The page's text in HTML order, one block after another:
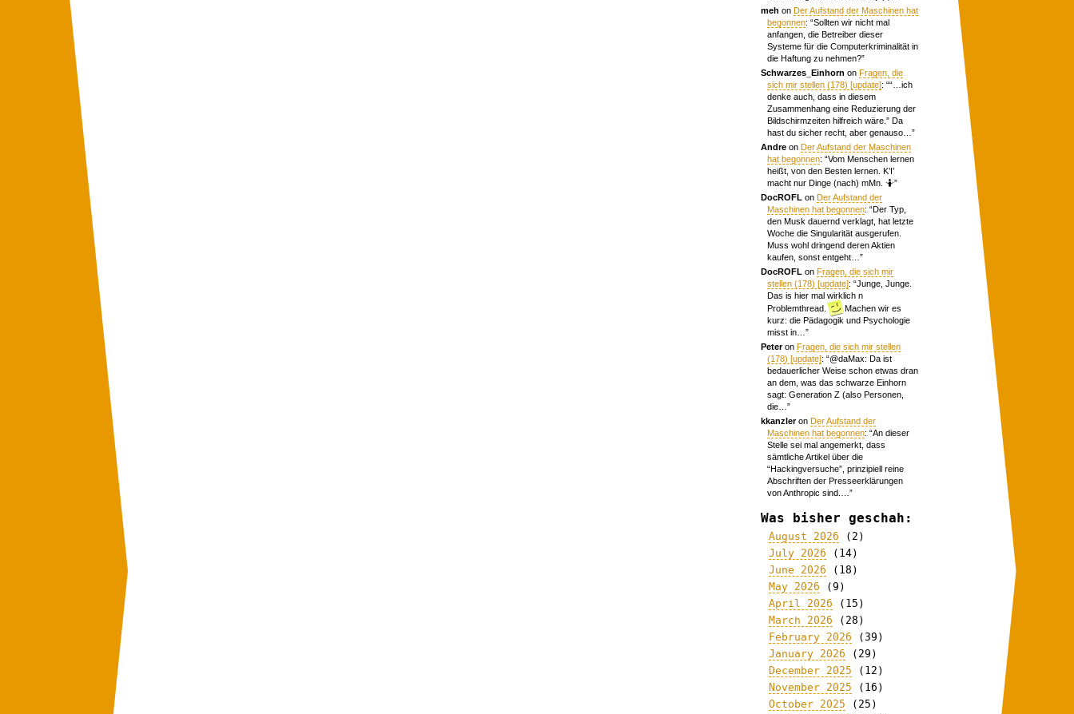
meh onDer Aufstand der Maschinen hat
begonnen: “Sollten wir nicht mal
anfangen, die Betreiber dieser
Systeme für die Computerkriminalität in
die Haftung zu nehmen?”
Schwarzes_Einhorn onFragen, die
sich mir stellen (178) [update]: ““…ich
denke auch, dass in diesem
Zusammenhang eine Reduzierung der
Bildschirmzeiten hilfreich wäre.” Da
hast du sicher recht, aber genauso… ”
Andre onDer Aufstand der Maschinen
hat begonnen: “Vom Menschen lernen
heißt, von den Besten lernen. K’I’
macht nur Dinge (nach) mMn. 🤷”
DocROFL onDer Aufstand der
Maschinen hat begonnen: “Der Typ,
den Musk dauernd verklagt, hat letzte
Woche die Singularität ausgerufen.
Muss wohl dringend deren Aktien
kaufen, sonst entgeht… ”
DocROFL onFragen, die sich mir
stellen (178) [update]: “Junge, Junge.
Das is hier mal wirklich n
Problemthread.
Machen wir es
kurz: die Pädagogik und Psychologie
misst in… ”
PeteronFragen, die sich mir stellen
(178) [update]: “@daMax: Da ist
bedauerlicher Weise schon etwas dran
an dem, was das schwarze Einhorn
sagt: Generation Z (also Personen,
die… ”
kkanzleronDer Aufstand der
Maschinen hat begonnen: “An dieser
Stelle sei mal angemerkt, dass
sämtliche Artikel über die
“Hackingversuche”, prinzipiell reine
Abschriften der Presseerklärungen
von Anthropic sind.… ”
Was bisher geschah:
August 2026 (2)
July 2026 (14)
June 2026 (18)
May 2026 (9)
April 2026 (15)
March 2026 (28)
February 2026 (39)
January 2026 (29)
December 2025 (12)
November 2025 (16)
October 2025 (25)